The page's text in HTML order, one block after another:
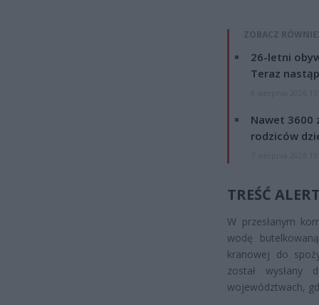
ZOBACZ
26-letni
Teraz
Nawet 3600
rodziców
TREŚĆ
W przesłanym
wodę
kranowej do
został wysłany
województwach,